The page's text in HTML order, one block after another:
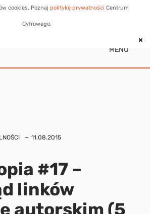
cookies. Poznaj politykę prywatności Centrum
Cyfrowego.
MENU
11.08.2015
#17 –
linków
autorskim (5